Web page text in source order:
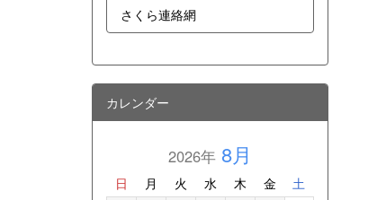
さくら連絡網
カレンダー
2026年8月
日 月 火 水 木 金 土